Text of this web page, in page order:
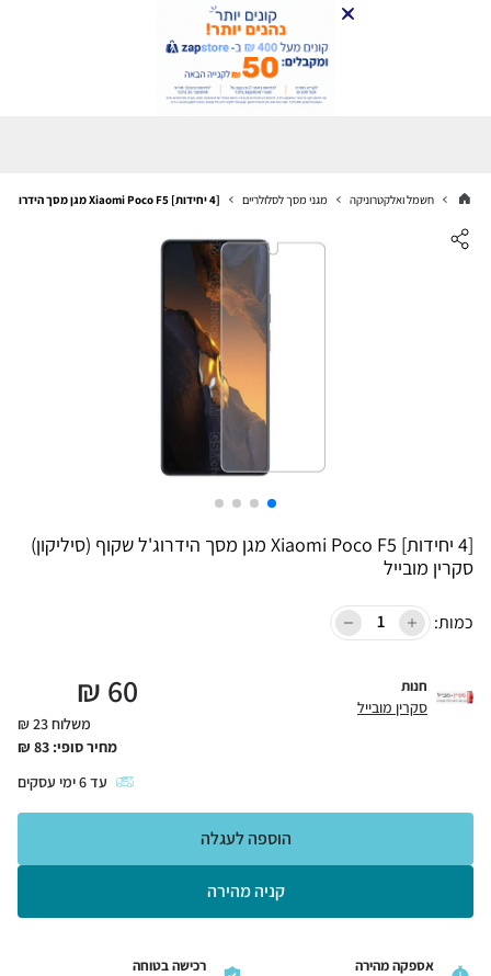
חשמל ואלקטרוניקה מגני מסך לסלולריים [4 יחידות] Xiaomi Poco F5 מגן מסך הידרוג'ל שקוף (סיליקון) סקרין מובייל
[4 יחידות] Xiaomi Poco F5 מגן מסך הידרוג'ל שקוף (סיליקון)
סקרין מובייל
כמות:
חנות
סקרין מובייל 60
₪
משלוח 23 ₪
מחיר סופי: 83
₪
עד6ימי עסקים
קניה מהירה
הוספה לעגלה
אספקה מהירה
רכישה בטוחה